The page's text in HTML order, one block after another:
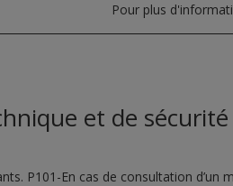
Pour plus
et de sécurité
P101-En cas de consultation d’un